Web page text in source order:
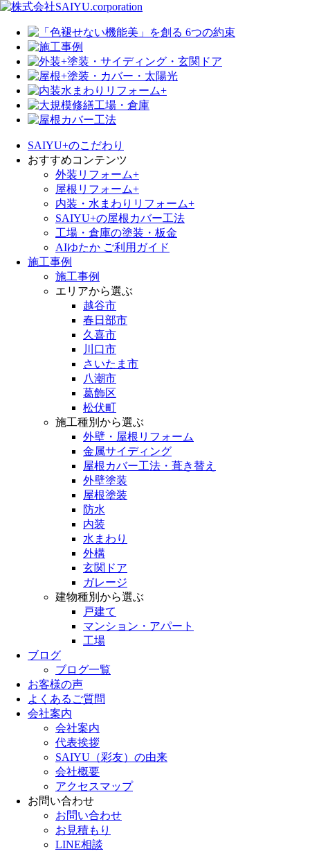
SAIYU+のこだわり
おすすめコンテンツ
外装リフォーム+
屋根リフォーム+
内装・水まわりリフォーム+
SAIYU+の屋根カバー工法
工場・倉庫の塗装・板金
AIゆたか ご利用ガイド
施工事例
施工事例
エリアから選ぶ
越谷市
春日部市
久喜市
川口市
さいたま市
八潮市
葛飾区
松伏町
施工種別から選ぶ
外壁・屋根リフォーム
金属サイディング
屋根カバー工法・葺き替え
外壁塗装
屋根塗装
防水
内装
水まわり
外構
玄関ドア
ガレージ
建物種別から選ぶ
戸建て
マンション・アパート
工場
ブログ
ブログ一覧
お客様の声
よくあるご質問
会社案内
会社案内
代表挨拶
SAIYU（彩友）の由来
会社概要
アクセスマップ
お問い合わせ
お問い合わせ
お見積もり
LINE相談